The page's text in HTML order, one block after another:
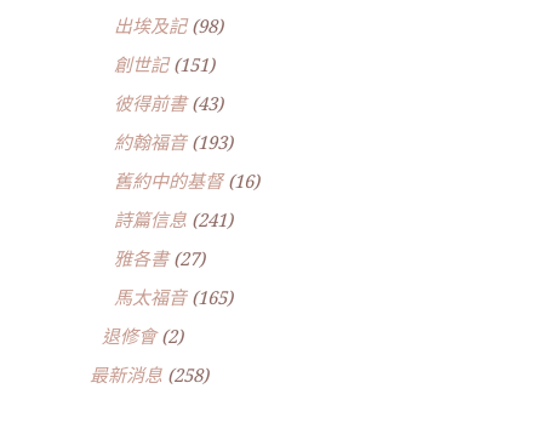
出埃及記(98)
創世記(151)
彼得前書(43)
約翰福音(193)
舊約中的基督(16)
詩篇信息 (241)
雅各書(27)
馬太福音(165)
退修會(2)
最新消息 (258)